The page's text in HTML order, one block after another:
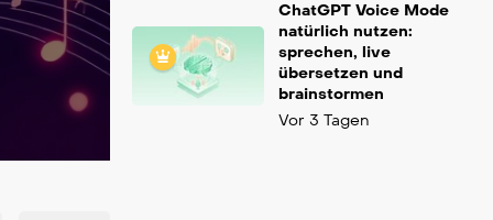
ChatGPT Voice Mode
natürlich nutzen:
sprechen, live
übersetzen und
brainstormen
Vor 3 Tagen